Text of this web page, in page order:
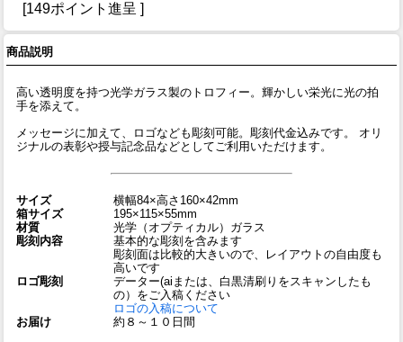
[149ポイント進呈 ]
商品説明
高い透明度を持つ光学ガラス製のトロフィー。輝かしい栄光に光の拍
手を添えて。
メッセージに加えて、ロゴなども彫刻可能。彫刻代金込みです。 オリ
ジナルの表彰や授与記念品などとしてご利用いただけます。
サイズ
横幅84×高さ160×42mm
箱サイズ
195×115×55mm
材質
光学（オプティカル）ガラス
彫刻内容
基本的な彫刻を含みます
彫刻面は比較的大きいので、レイアウトの自由度も
高いです
ロゴ彫刻
データー(aiまたは、白黒清刷りをスキャンしたも
の）をご入稿ください
ロゴの入稿について
お届け
約８～１０日間